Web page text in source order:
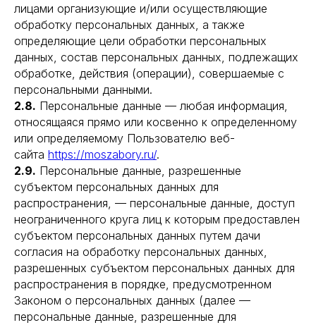
лицами организующие и/или осуществляющие
обработку персональных данных, а также
определяющие цели обработки персональных
данных, состав персональных данных, подлежащих
обработке, действия (операции), совершаемые с
персональными данными.
2.8. Персональные данные — любая информация,
относящаяся прямо или косвенно к определенному
или определяемому Пользователю веб-
сайта https://moszabory.ru/.
2.9. Персональные данные, разрешенные
субъектом персональных данных для
распространения, — персональные данные, доступ
неограниченного круга лиц к которым предоставлен
субъектом персональных данных путем дачи
согласия на обработку персональных данных,
разрешенных субъектом персональных данных для
распространения в порядке, предусмотренном
Законом о персональных данных (далее —
персональные данные, разрешенные для